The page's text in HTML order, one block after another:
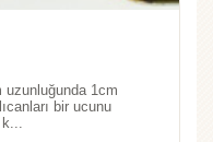
uzunluğunda 1cm
bir ucunu
k...